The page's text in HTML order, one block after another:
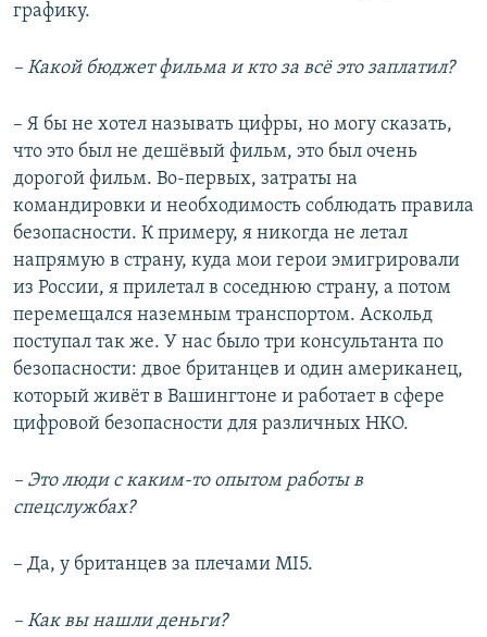
графику.
– Какой бюджет фильма и кто за всё это заплатил?
– Я бы не хотел называть цифры, но могу сказать,
что это был не дешёвый фильм, это был очень
дорогой фильм. Во-первых, затраты на
командировки и необходимость соблюдать правила
безопасности. К примеру, я никогда не летал
напрямую в страну, куда мои герои эмигрировали
из России, я прилетал в соседнюю страну, а потом
перемещался наземным транспортом. Аскольд
поступал так же. У нас было три консультанта по
безопасности: двое британцев и один американец,
который живёт в Вашингтоне и работает в сфере
цифровой безопасности для различных НКО.
– Это люди с каким-то опытом работы в
спецслужбах?
– Да, у британцев за плечами MI5.
– Как вы нашли деньги?